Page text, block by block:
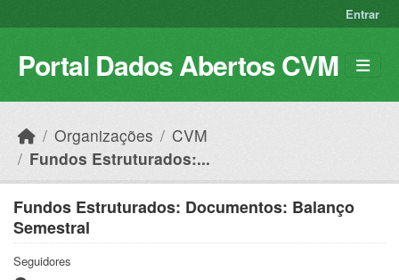
Entrar
Portal Dados Abertos CVM
Organizações
CVM
Fundos Estruturados:...
Fundos Estruturados: Documentos: Balanço
Semestral
Seguidores